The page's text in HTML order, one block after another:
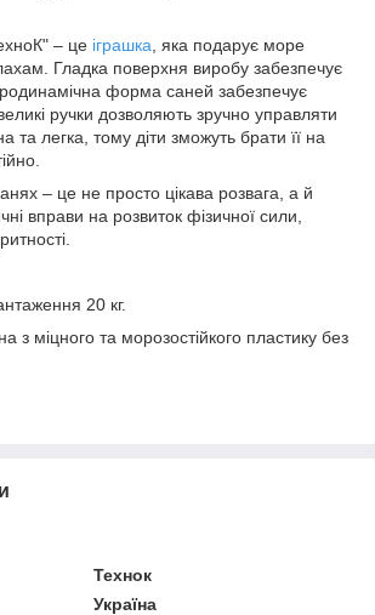
– це іграшка , яка подарує море
Гладка поверхня виробу забезпечує
форма саней забезпечує
ручки дозволяють зручно управляти
та легка, тому діти зможуть брати її на
– це не просто цікава розвага, а й
вправи на розвиток фізичної сили,
20 кг.
з міцного та морозостійкого пластику без
Технок
Україна